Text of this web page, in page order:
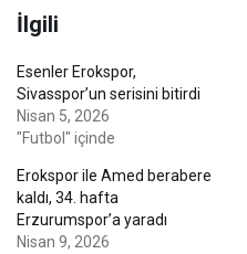
İlgili
Esenler Erokspor,
Sivasspor’un serisini bitirdi
Nisan 5, 2026
"Futbol" içinde
Erokspor ile Amed berabere
kaldı, 34. hafta
Erzurumspor’a yaradı
Nisan 9, 2026